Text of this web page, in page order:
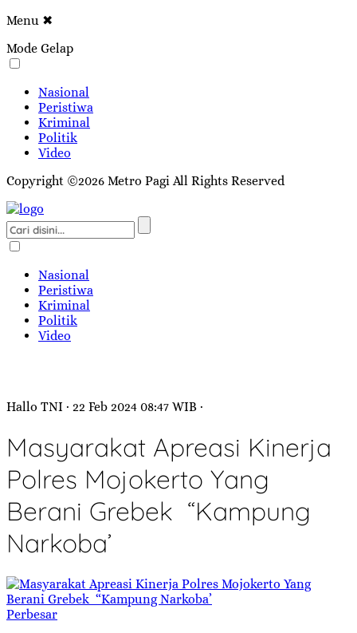
Menu ✖
Mode Gelap
Nasional
Peristiwa
Kriminal
Politik
Video
Copyright ©2026 Metro Pagi All Rights Reserved
Nasional
Peristiwa
Kriminal
Politik
Video
Hallo TNI · 22 Feb 2024 08:47 WIB ·
Masyarakat Apreasi Kinerja
Polres Mojokerto Yang
Berani Grebek “Kampung
Narkoba’
Perbesar